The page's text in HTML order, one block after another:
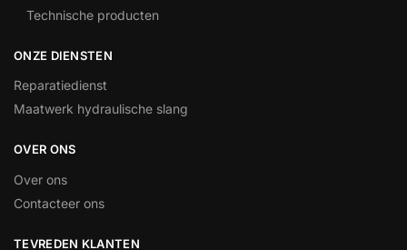
Technische producten
ONZE DIENSTEN
Reparatiedienst
Maatwerk hydraulische slang
OVER ONS
Over ons
Contacteer ons
TEVREDEN KLANTEN